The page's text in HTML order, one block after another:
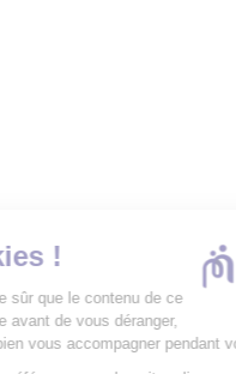
Les Cookies !
On a attendu d'être sûr que le
site vous intéresse avant de
mais on aimerait bien vous